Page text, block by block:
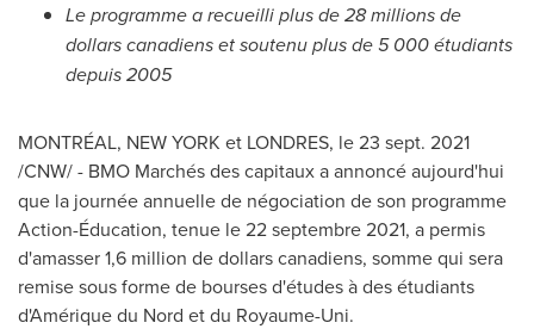
Le programme a recueilli plus de 28 millions de
dollars canadiens et soutenu plus de 5 000 étudiants
depuis 2005
MONTRÉAL, NEW YORK et LONDRES, le 23 sept. 2021
/CNW/ - BMO Marchés des capitaux a annoncé aujourd'hui
que la journée annuelle de négociation de son programme
Action-Éducation, tenue le 22 septembre 2021, a permis
d'amasser 1,6 million de dollars canadiens, somme qui sera
remise sous forme de bourses d'études à des étudiants
d'Amérique du Nord et du Royaume-Uni.